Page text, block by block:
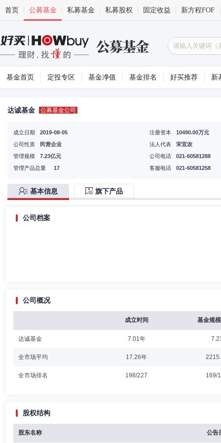
首页 公募基金 私募基金 私募股权 固定收益 新方程FOF
基金首页 定投专区 基金净值 基金排名 好买推荐 新
达诚基金 公募基金公司
成立日期
2019-08-05
公司性质
民营企业
注册资本
10490.00万元
法人代表
宋宜农
管理规模
7.23亿元
管理产品总量
17
公司电话
021-60581288
客服电话
021-60581258
基本信息 旗下产品
公司档案
公司概况
成立时间 基金规
达诚基金 7.01年
全市场平均 17.26年
全市场排名 198/227 169/
股权结构
股东名称 公告